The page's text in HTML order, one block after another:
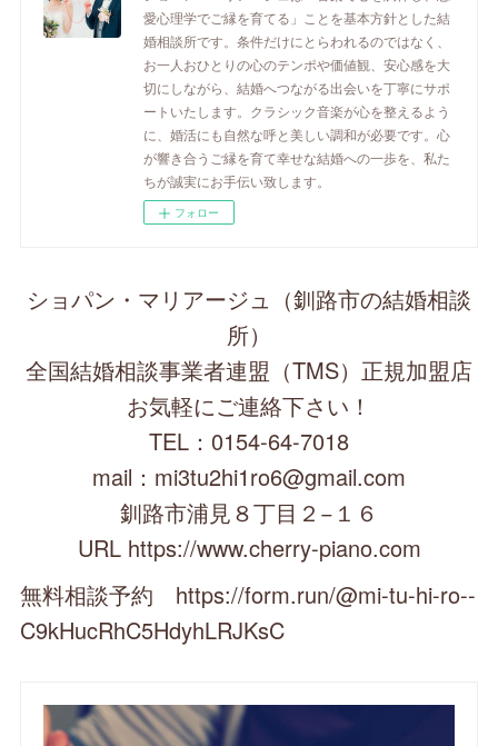
愛心理学でご縁を育てる」ことを基本方針とした結
婚相談所です。条件だけにとらわれるのではなく、
お一人おひとりの心のテンポや価値観、安心感を大
切にしながら、結婚へつながる出会いを丁寧にサポ
ートいたします。クラシック音楽が心を整えるよう
に、婚活にも自然な呼と美しい調和が必要です。心
が響き合うご縁を育て幸せな結婚への一歩を、私た
ちが誠実にお手伝い致します。
フォロー
ショパン・マリアージュ（釧路市の結婚相談
所）
全国結婚相談事業者連盟（TMS）正規加盟店
お気軽にご連絡下さい！
TEL：0154-64-7018
mail：mi3tu2hi1ro6@gmail.com
釧路市浦見８丁目２−１６
URL https://www.cherry-piano.com
無料相談予約 https://form.run/@mi-tu-hi-ro--
C9kHucRhC5HdyhLRJKsC